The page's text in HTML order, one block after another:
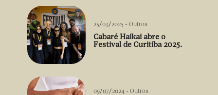
25/03/2025 - Outros
Cabaré Haikai abre o
Festival de Curitiba 2025.
09/07/2024 - Outros